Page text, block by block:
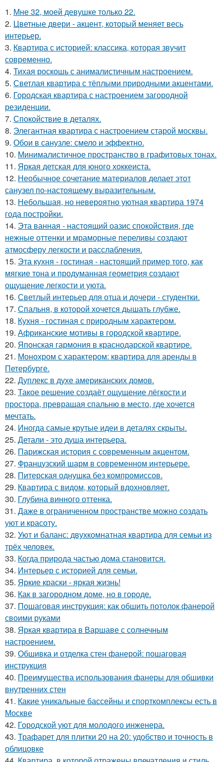
1. Мне 32, моей девушке только 22.
2. Цветные двери - акцент, который меняет весь
интерьер.
3. Квартира с историей: классика, которая звучит
современно.
4. Тихая роскошь с анималистичным настроением.
5. Светлая квартира с тёплыми природными акцентами.
6. Городская квартира с настроением загородной
резиденции.
7. Спокойствие в деталях.
8. Элегантная квартира с настроением старой москвы.
9. Обои в санузле: смело и эффектно.
10. Минималистичное пространство в графитовых тонах.
11. Яркая детская для юного хоккеиста.
12. Необычное сочетание материалов делает этот
санузел по-настоящему выразительным.
13. Небольшая, но невероятно уютная квартира 1974
года постройки.
14. Эта ванная - настоящий оазис спокойствия, где
нежные оттенки и мраморные переливы создают
атмосферу легкости и расслабления.
15. Эта кухня - гостиная - настоящий пример того, как
мягкие тона и продуманная геометрия создают
ощущение легкости и уюта.
16. Светлый интерьер для отца и дочери - студентки.
17. Спальня, в которой хочется дышать глубже.
18. Кухня - гостиная с природным характером.
19. Африканские мотивы в городской квартире.
20. Японская гармония в краснодарской квартире.
21. Монохром с характером: квартира для аренды в
Петербурге.
22. Дуплекс в духе американских домов.
23. Такое решение создаёт ощущение лёгкости и
простора, превращая спальню в место, где хочется
мечтать.
24. Иногда самые крутые идеи в деталях скрыты.
25. Детали - это душа интерьера.
26. Парижская история с современным акцентом.
27. Французский шарм в современном интерьере.
28. Питерская однушка без компромиссов.
29. Квартира с видом, который вдохновляет.
30. Глубина винного оттенка.
31. Даже в ограниченном пространстве можно создать
уют и красоту.
32. Уют и баланс: двухкомнатная квартира для семьи из
трёх человек.
33. Когда природа частью дома становится.
34. Интерьер с историей для семьи.
35. Яркие краски - яркая жизнь!
36. Как в загородном доме, но в городе.
37. Пошаговая инструкция: как обшить потолок фанерой
своими руками
38. Яркая квартира в Варшаве с солнечным
настроением.
39. Обшивка и отделка стен фанерой: пошаговая
инструкция
40. Преимущества использования фанеры для обшивки
внутренних стен
41. Какие уникальные бассейны и спорткомплексы есть в
Москве
42. Городской уют для молодого инженера.
43. Трафарет для плитки 20 на 20: удобство и точность в
облицовке